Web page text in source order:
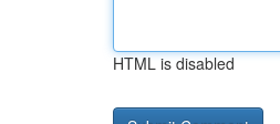
HTML is disabled